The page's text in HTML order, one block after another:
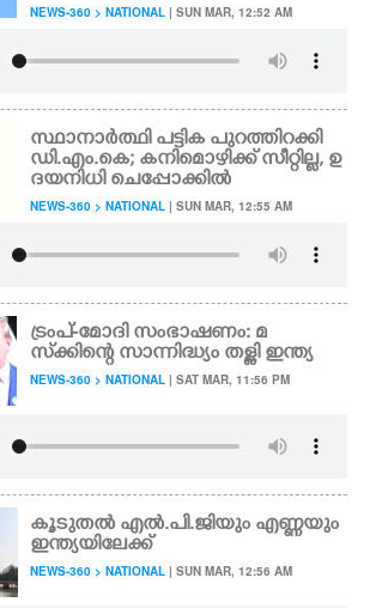
NEWS-360 > NATIONAL | SUN MAR, 12:52 AM
സ്ഥാനാർത്ഥി പട്ടിക പുറത്തിറക്കി
ഡി.എം.കെ; കനിമൊഴിക്ക് സീറ്റില്ല, ഉ
ദയനിധി ചെപ്പോക്കിൽ
NEWS-360 > NATIONAL | SUN MAR, 12:55 AM
ട്രംപ്-മോദി സംഭാഷണം: മ
സ്‌ക്കിന്റെ സാന്നിദ്ധ്യം തള്ളി ഇന്ത്യ
NEWS-360 > NATIONAL | SAT MAR, 11:56 PM
കൂടുതൽ എൽ.പി.ജിയും എണ്ണയും
ഇന്ത്യയിലേക്ക്
NEWS-360 > NATIONAL | SUN MAR, 12:56 AM